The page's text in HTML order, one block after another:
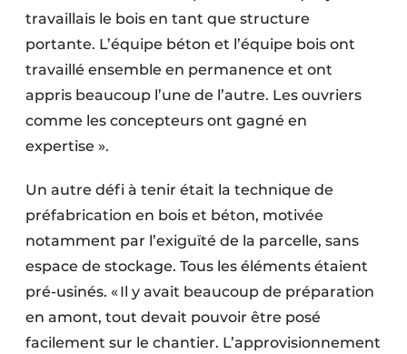
travaillais le bois en tant que structure
portante. L’équipe béton et l’équipe bois ont
travaillé ensemble en permanence et ont
appris beaucoup l’une de l’autre. Les ouvriers
comme les concepteurs ont gagné en
expertise ».
Un autre défi à tenir était la technique de
préfabrication en bois et béton, motivée
notamment par l’exiguïté de la parcelle, sans
espace de stockage. Tous les éléments étaient
pré-usinés. « Il y avait beaucoup de préparation
en amont, tout devait pouvoir être posé
facilement sur le chantier. L’approvisionnement